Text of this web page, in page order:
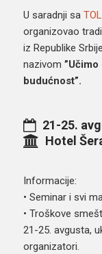
U saradnji sa
organizovao
iz Republike
nazivom
budućnost”.
21-25.
Hotel
Informacije:
• Seminar i svi
• Troškove
21-25. avgusta,
organizatori.